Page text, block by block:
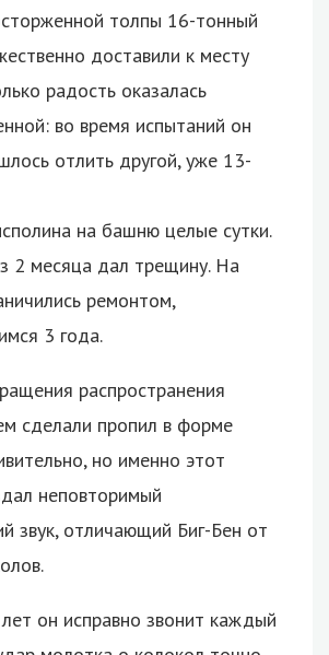
толпы 16-тонный
доставили к месту
радость оказалась
во время испытаний он
отлить другой, уже 13-
на башню целые сутки.
2 месяца дал трещину. На
ремонтом,
3 года.
распространения
сделали пропил в форме
но именно этот
неповторимый
звук, отличающий Биг-Бен от
он исправно звонит каждый